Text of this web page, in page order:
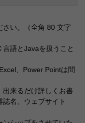
さい。（全角 80 文字
語とJavaを扱うこと
、Power Pointは問
出来るだけ詳しくお書
名、ウェブサイト